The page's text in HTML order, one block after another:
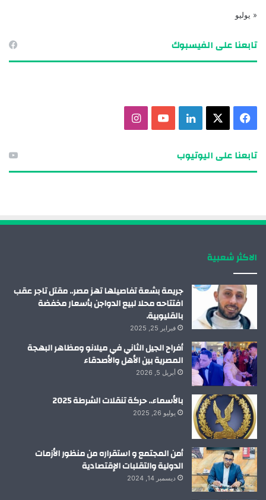
« يوليو
تابعنا على الفيسبوك
م
تابعنا على اليوتيوب
الاكثر شعبية
جريمة بشعة تفاصيلها تهز مصر.. مقتل تاجر عقب
افتتاحه محلا لبيع الدواجن بأسعار مخفضة
بالقليوبية.
فبراير 25, 2025
أفراح الجيل الثاني في ميلانو ومظاهر البهجة
المصرية بين الأهل والأصدقاء
أبريل 5, 2026
بالأسماء.. حركة تنقلات الشرطة 2025
يوليو 26, 2025
أمن المجتمع و استقراره من منظور الأزمات
الدولية والتقلبات الإقتصادية
ديسمبر 14, 2024